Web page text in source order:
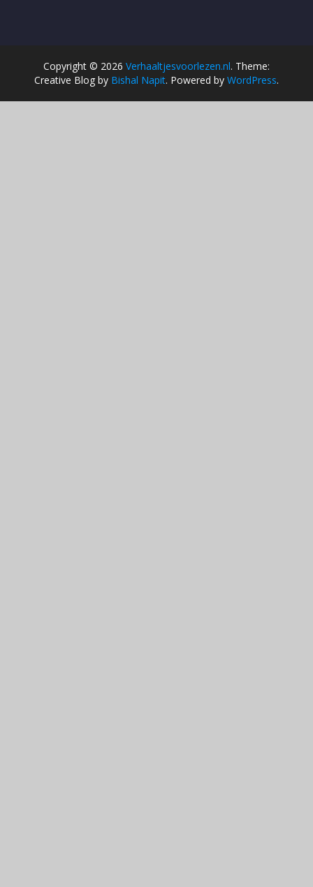
Copyright © 2026 Verhaaltjesvoorlezen.nl. Theme:
Creative Blog by Bishal Napit. Powered by WordPress.